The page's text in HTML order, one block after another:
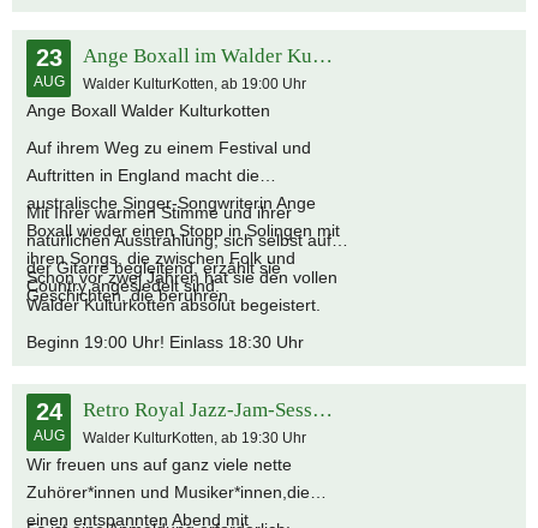
23
AUG
Ange Boxall im Walder Kulturkotten
Walder KulturKotten, ab 19:00 Uhr
Ange Boxall Walder Kulturkotten
Auf ihrem Weg zu einem Festival und
Auftritten in England macht die
australische Singer-Songwriterin Ange
Boxall wieder einen Stopp in Solingen mit
ihren Songs, die zwischen Folk und
Country angesiedelt sind.
Mit Ihrer warmen Stimme und ihrer
natürlichen Ausstrahlung, sich selbst auf
der Gitarre begleitend, erzählt sie
Geschichten, die berühren.
Schon vor zwei Jahren hat sie den vollen
Walder Kulturkotten absolut begeistert.
Beginn 19:00 Uhr! Einlass 18:30 Uhr
24
AUG
Retro Royal Jazz-Jam-Session
Walder KulturKotten, ab 19:30 Uhr
Wir freuen uns auf ganz viele nette
Zuhörer*innen und Musiker*innen,die
einen entspannten Abend mit